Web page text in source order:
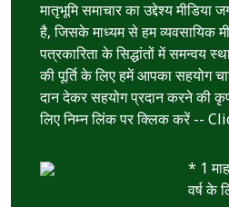
मातृभूमि समाचार का उद्देश्य
है, जिसके माध्यम से हम व्यवसायिक
पत्रकारिता के सिद्धांतों में समन्वय
की पूर्ति के लिए हमें आपका सहयोग
दान देकर सहयोग प्रदान करने की
लिए निम्न लिंक पर क्लिक करें --
* 1
वर्ष के